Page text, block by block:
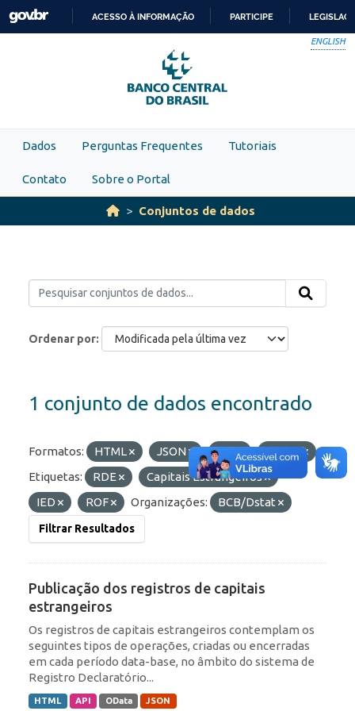
Skip to main content
PARA
O
CONTEÚDO
ACESSO À INFORMAÇÃO PARTICIPE
ENGLISH
Dados Perguntas Frequentes Tutoriais
Contato Sobre o Portal
Conjuntos de dados
Ordenar por
1 conjunto de dados encontrado
Formatos: HTML JSON API
OData
Etiquetas:
RDE
Capitais Estrangeiros
IED
ROF Organizações: BCB/Dstat
Filtrar Resultados
Publicação dos registros de capitais
estrangeiros
Os registros de capitais estrangeiros contemplam os
seguintes tipos de operações, criadas ou encerradas
em cada período data-base, no âmbito do sistema de
Registro Declaratório...
HTML API OData JSON